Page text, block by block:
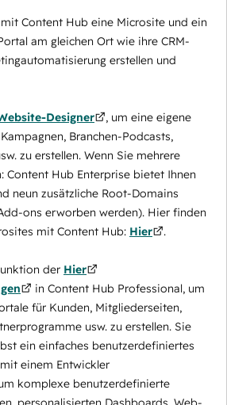
Content Hub eine Microsite und ein
am gleichen Ort wie ihre CRM-
erstellen und
Designer
, um eine eigene
Branchen-Podcasts,
zu erstellen. Wenn Sie mehrere
Content Hub Enterprise bietet Ihnen
neun zusätzliche Root-Domains
ons erworben werden). Hier finden
mit Content Hub: Hier .
der Hier
in Content Hub Professional, um
für Kunden, Mitgliederseiten,
usw. zu erstellen. Sie
ein einfaches benutzerdefiniertes
einem Entwickler
komplexe benutzerdefinierte